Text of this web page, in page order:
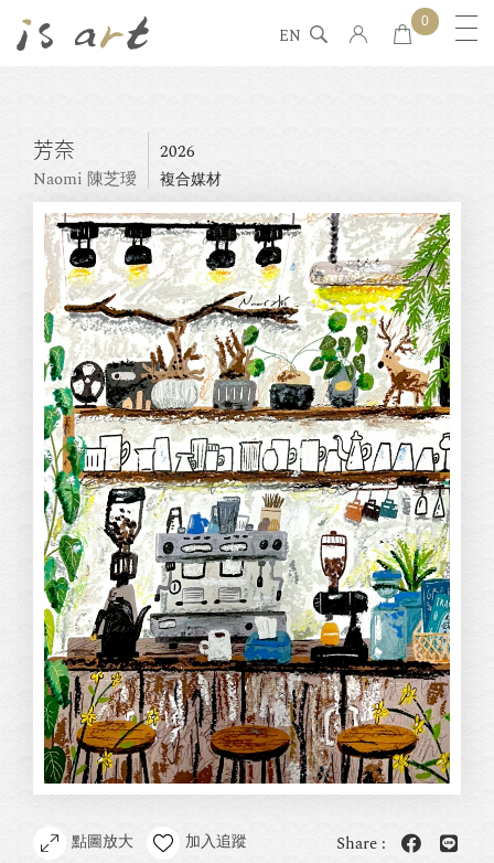
EN
0
芳奈
Naomi 陳芝璦
2026
複合媒材
點圖放大 加入追蹤 Share :